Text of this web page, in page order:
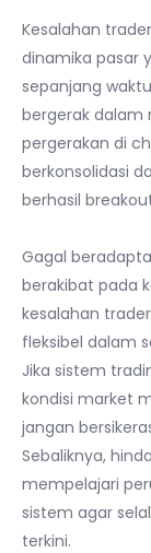
Kesalahan
dinamika pasar
sepanjang
bergerak dalam
pergerakan di
berkonsolidasi
berhasil
Gagal
berakibat pada
kesalahan
fleksibel dalam
Jika sistem
kondisi market
jangan
Sebaliknya,
mempelajari
sistem agar
terkini.